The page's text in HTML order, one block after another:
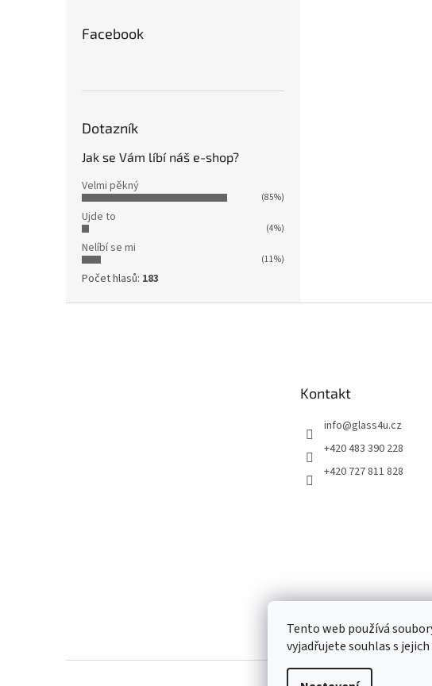
Tento web používá
vyjadřujete souhlas s
Facebook
Dotazník
Jak se Vám líbí náš e-shop?
Velmi pěkný
(85%)
Ujde to
(4%)
Nelíbí se mi
(11%)
Počet hlasů: 183
Kontakt
info@glass4u.cz
+420 483 390 228
+420 727 811 828